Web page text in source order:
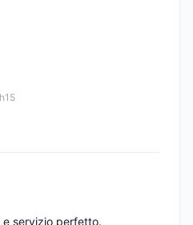
servizio perfetto.